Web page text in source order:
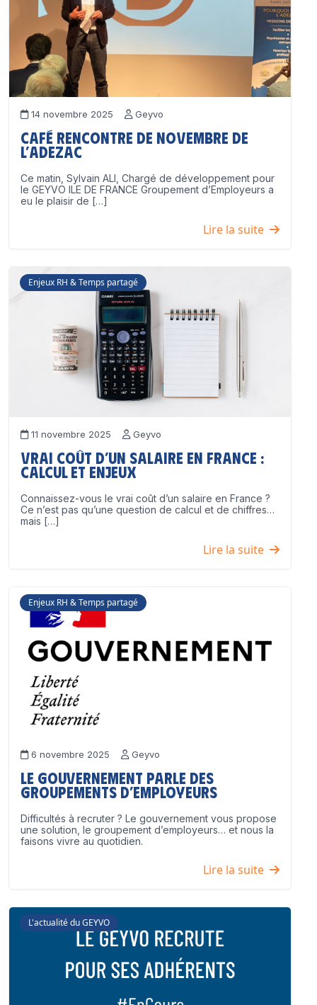
14 novembre 2025 Geyvo
Café Rencontre de Novembre de
l’ADEZAC
Ce matin, Sylvain ALI, Chargé de développement pour
le GEYVO ILE DE FRANCE Groupement d’Employeurs a
eu le plaisir de […]
Lire la suite
Enjeux RH & Temps partagé
11 novembre 2025 Geyvo
Vrai coût d’un salaire en France :
calcul et enjeux
Connaissez-vous le vrai coût d’un salaire en France ?
Ce n’est pas qu’une question de calcul et de chiffres…
mais […]
Lire la suite
Enjeux RH & Temps partagé
6 novembre 2025 Geyvo
Le Gouvernement parle des
groupements d’employeurs
Difficultés à recruter ? Le gouvernement vous propose
une solution, le groupement d’employeurs… et nous la
faisons vivre au quotidien.
Lire la suite
L'actualité du GEYVO